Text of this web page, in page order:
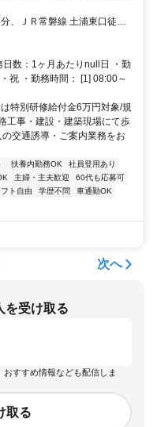
、ＪＲ常磐線 土浦東口徒歩
約98分 ★交通費支給(全額)
OK＞
数：1ヶ月あたりnull日 ・勤
祝 ・勤務時間： [1] 08:00～
特別研修給付金6万円対象/規
工事・建設・建築現場にて歩
交通誘導・ご案内業務をお
扶養内勤務OK
社員登用あり
主婦・主夫歓迎
60代も応募可
フト自由 学歴不問
車通勤OK
次へ
を受け取る
おすすめ情報なども配信しま
取る